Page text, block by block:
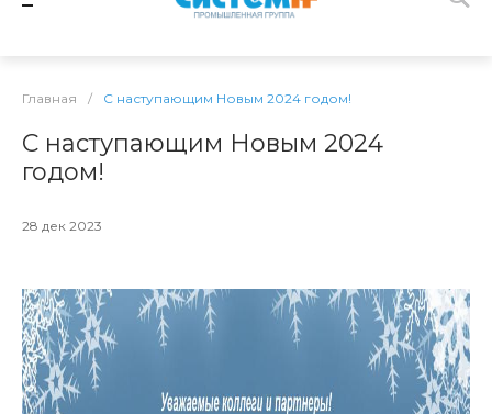
Главная / С наступающим Новым 2024 годом!
С наступающим Новым 2024
годом!
28 дек 2023